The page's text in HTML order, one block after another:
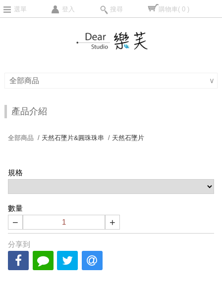
選單 登入 搜尋 購物車( 0 )
全部商品 ∨
產品介紹
全部商品 / 天然石墜片&圓珠珠串 / 天然石墜片
規格
數量
− +
分享到